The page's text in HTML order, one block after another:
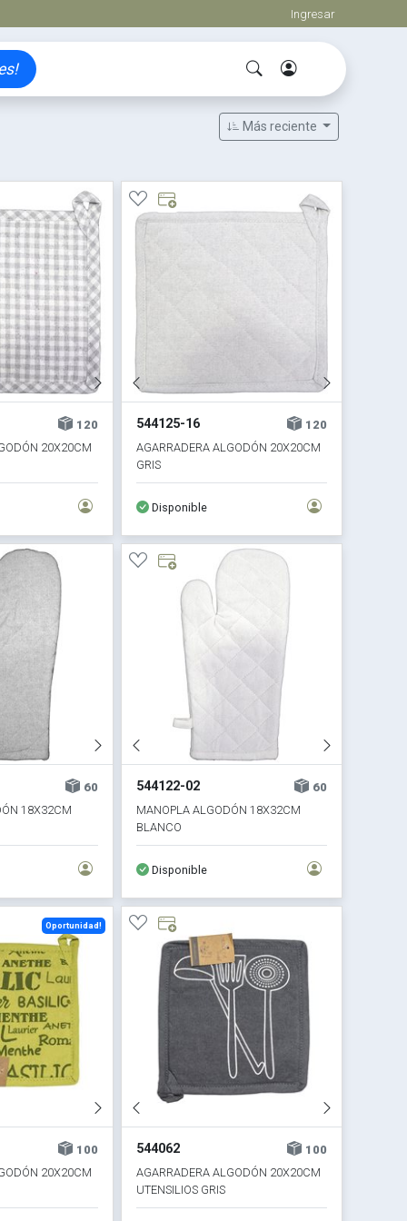
Ingresar
Más reciente
120
20X20CM
544125-16
120
AGARRADERA ALGODÓN 20X20CM
GRIS
Disponible
60
18X32CM
544122-02
60
MANOPLA ALGODÓN 18X32CM
BLANCO
Disponible
100
20X20CM
Oportunidad!
544062
100
AGARRADERA ALGODÓN 20X20CM
UTENSILIOS GRIS